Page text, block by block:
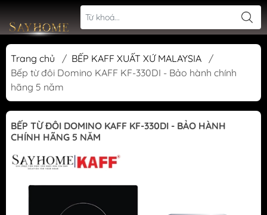
Trang chủ / BẾP KAFF XUẤT XỨ MALAYSIA
/
Bếp từ đôi Domino KAFF KF-330DI - Bảo hành chính
hãng 5 năm
BẾP TỪ ĐÔI DOMINO KAFF KF-330DI - BẢO HÀNH
CHÍNH HÃNG 5 NĂM